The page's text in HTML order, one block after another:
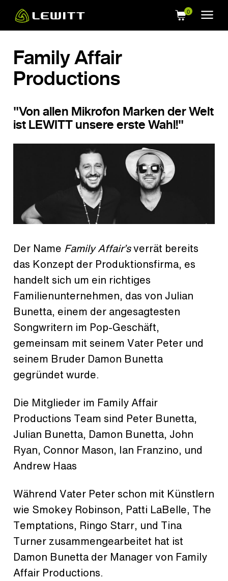
main
Family Affair
Productions
"Von allen Mikrofon Marken der Welt
ist LEWITT unsere erste Wahl!"
Der Name Family Affair’sverrät bereits
das Konzept der Produktionsfirma, es
handelt sich um ein richtiges
Familienunternehmen, das von Julian
Bunetta, einem der angesagtesten
Songwritern im Pop-Geschäft,
gemeinsam mit seinem Vater Peter und
seinem Bruder Damon Bunetta
gegründet wurde.
Die Mitglieder im Family Affair
Productions Team sind Peter Bunetta,
Julian Bunetta, Damon Bunetta, John
Ryan, Connor Mason, Ian Franzino, und
Andrew Haas
Während Vater Peter schon mit Künstlern
wie Smokey Robinson, Patti LaBelle, The
Temptations, Ringo Starr, und Tina
Turner zusammengearbeitet hat ist
Damon Bunetta der Manager von Family
Affair Productions.